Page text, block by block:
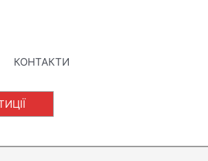
КОНТАКТИ